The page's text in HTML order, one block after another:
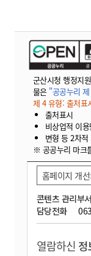
군산시청 행정지
물은 "공공누리
제 4 유형: 출처표
출처표시
비상업적 이
변형 등 2차
※ 공공누리 마크
콘텐츠 관리부서
담당전화
홈페이지 개
열람하신